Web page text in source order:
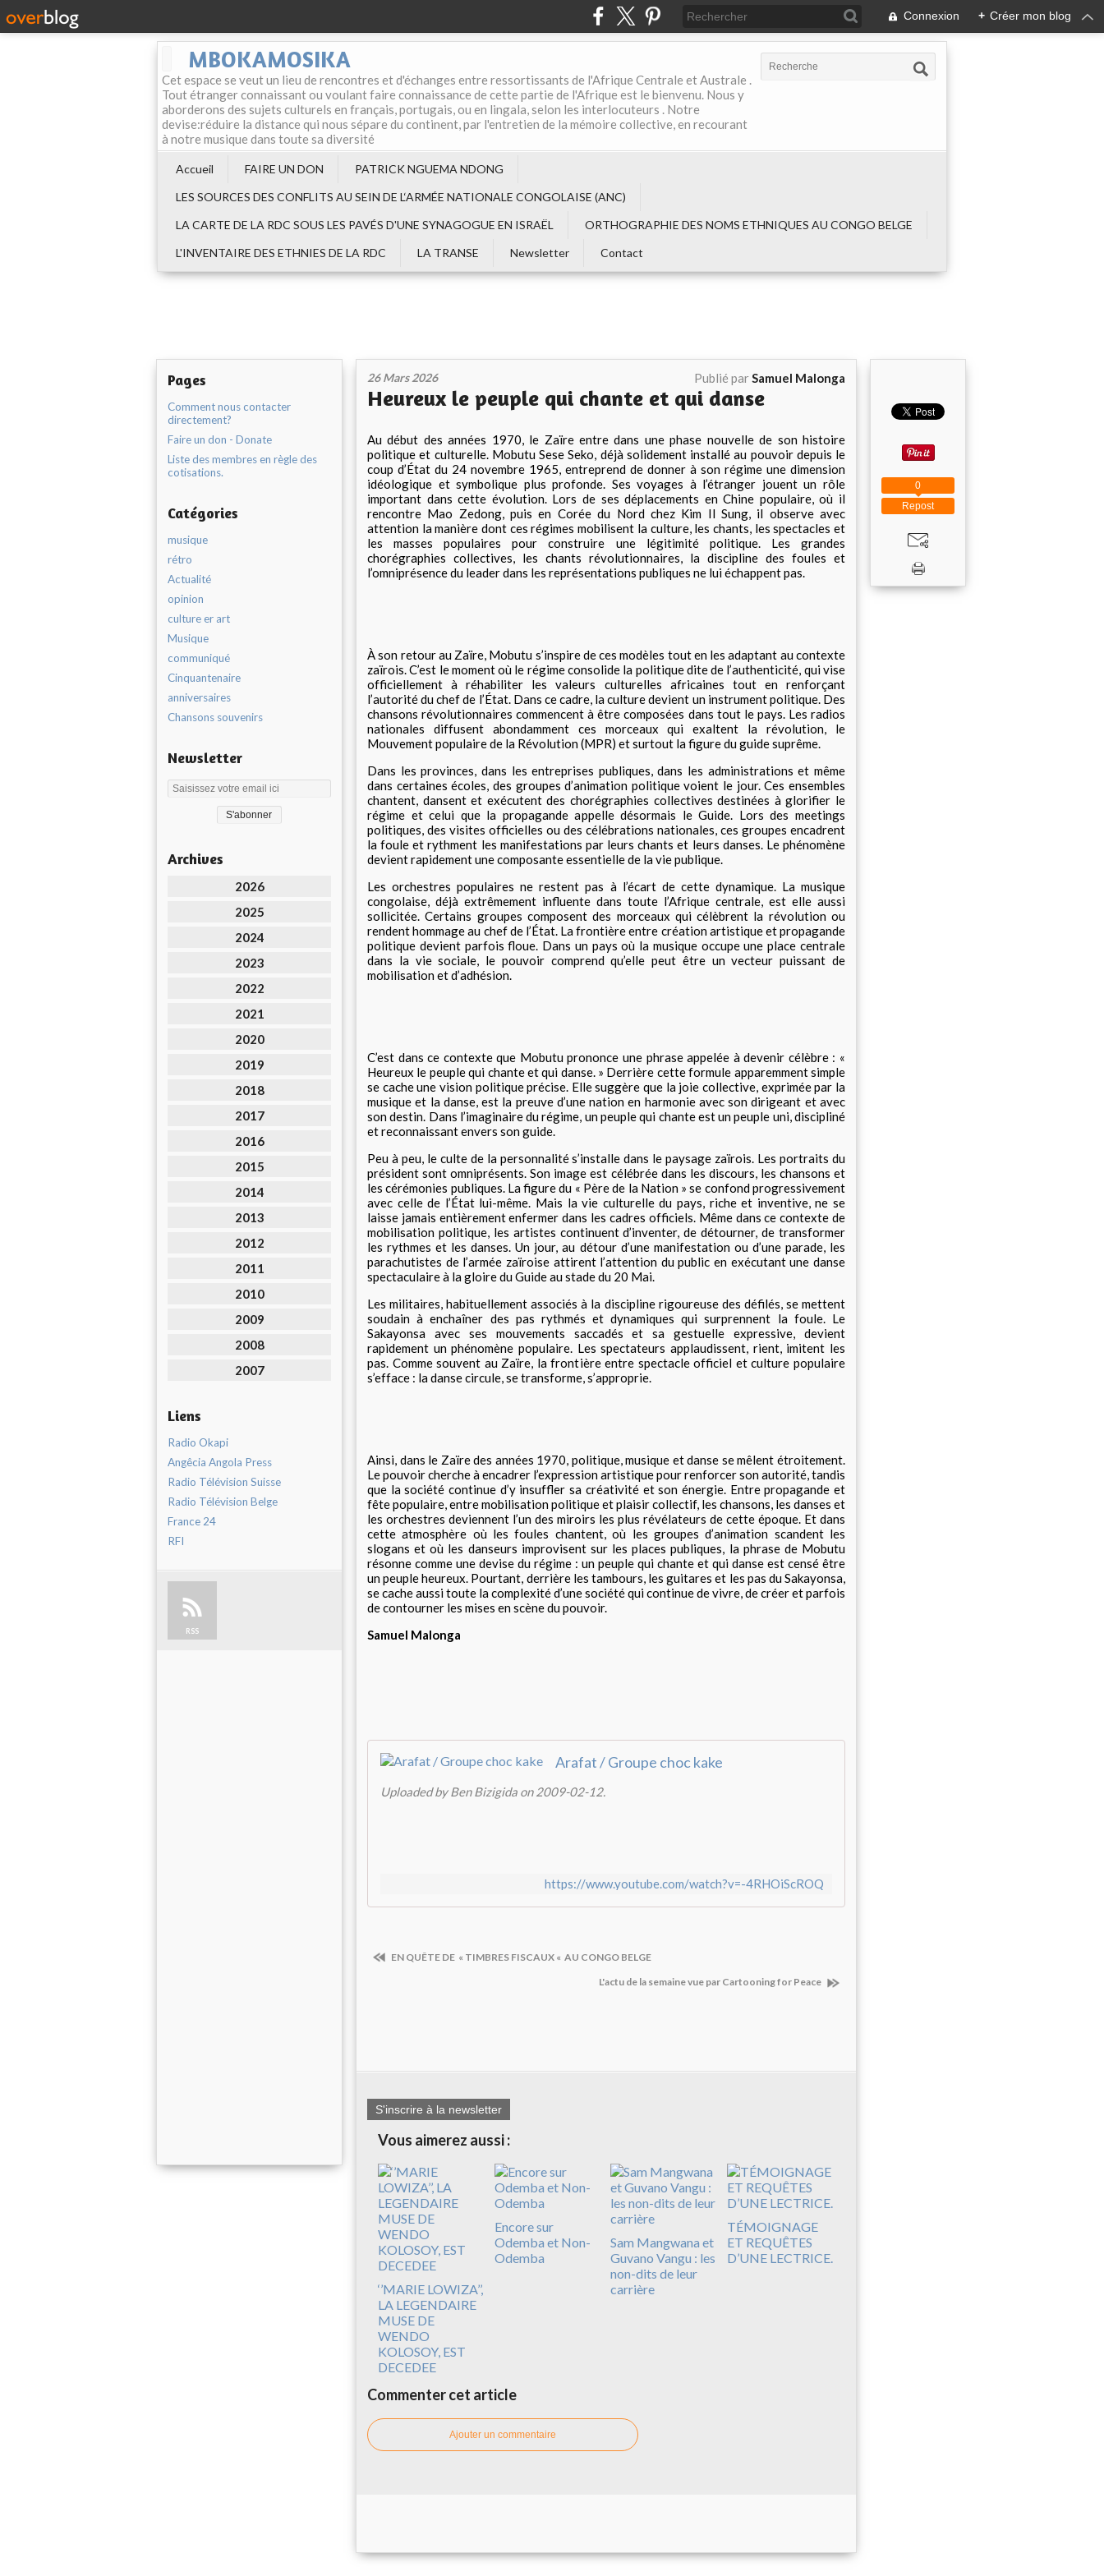
Connexion + Créer mon blog
MBOKAMOSIKA
Cet espace se veut un lieu de rencontres et d'échanges entre ressortissants de l'Afrique Centrale et Australe .
Tout étranger connaissant ou voulant faire connaissance de cette partie de l'Afrique est le bienvenu. Nous y
aborderons des sujets culturels en français, portugais, ou en lingala, selon les interlocuteurs . Notre
devise:réduire la distance qui nous sépare du continent, par l'entretien de la mémoire collective, en recourant
à notre musique dans toute sa diversité
Accueil FAIRE UN DON
PATRICK NGUEMA NDONG
LES SOURCES DES CONFLITS AU SEIN DE L‘ARMÉE NATIONALE CONGOLAISE (ANC)
LA CARTE DE LA RDC SOUS LES PAVÉS D'UNE SYNAGOGUE EN ISRAËL
ORTHOGRAPHIE DES NOMS ETHNIQUES AU CONGO BELGE
L'INVENTAIRE DES ETHNIES DE LA RDC
LA TRANSE Newsletter Contact
Pages
Comment nous contacter
directement?
Faire un don - Donate
Liste des membres en règle des
cotisations.
Catégories
musique
rétro
Actualité
opinion
culture er art
Musique
communiqué
Cinquantenaire
anniversaires
Chansons souvenirs
Newsletter
Archives
2026
2025
2024
2023
2022
2021
2020
2019
2018
2017
2016
2015
2014
2013
2012
2011
2010
2009
2008
2007
Liens
Radio Okapi
Angêcia Angola Press
Radio Télévision Suisse
Radio Télévision Belge
France 24
RFI
RSS
26 Mars 2026 Publié parSamuel Malonga
Heureux le peuple qui chante et qui danse
Au début des années 1970, le Zaïre entre dans une phase nouvelle de son histoire
politique et culturelle. Mobutu Sese Seko, déjà solidement installé au pouvoir depuis le
coup d’État du 24 novembre 1965, entreprend de donner à son régime une dimension
idéologique et symbolique plus profonde. Ses voyages à l’étranger jouent un rôle
important dans cette évolution. Lors de ses déplacements en Chine populaire, où il
rencontre Mao Zedong, puis en Corée du Nord chez Kim Il Sung, il observe avec
attention la manière dont ces régimes mobilisent la culture, les chants, les spectacles et
les masses populaires pour construire une légitimité politique. Les grandes
chorégraphies collectives, les chants révolutionnaires, la discipline des foules et
l’omniprésence du leader dans les représentations publiques ne lui échappent pas.
À son retour au Zaïre, Mobutu s’inspire de ces modèles tout en les adaptant au contexte
zaïrois. C’est le moment où le régime consolide la politique dite de l’authenticité, qui vise
officiellement à réhabiliter les valeurs culturelles africaines tout en renforçant
l’autorité du chef de l’État. Dans ce cadre, la culture devient un instrument politique. Des
chansons révolutionnaires commencent à être composées dans tout le pays. Les radios
nationales diffusent abondamment ces morceaux qui exaltent la révolution, le
Mouvement populaire de la Révolution (MPR) et surtout la figure du guide suprême.
Dans les provinces, dans les entreprises publiques, dans les administrations et même
dans certaines écoles, des groupes d’animation politique voient le jour. Ces ensembles
chantent, dansent et exécutent des chorégraphies collectives destinées à glorifier le
régime et celui que la propagande appelle désormais le Guide. Lors des meetings
politiques, des visites officielles ou des célébrations nationales, ces groupes encadrent
la foule et rythment les manifestations par leurs chants et leurs danses. Le phénomène
devient rapidement une composante essentielle de la vie publique.
Les orchestres populaires ne restent pas à l’écart de cette dynamique. La musique
congolaise, déjà extrêmement influente dans toute l’Afrique centrale, est elle aussi
sollicitée. Certains groupes composent des morceaux qui célèbrent la révolution ou
rendent hommage au chef de l’État. La frontière entre création artistique et propagande
politique devient parfois floue. Dans un pays où la musique occupe une place centrale
dans la vie sociale, le pouvoir comprend qu’elle peut être un vecteur puissant de
mobilisation et d’adhésion.
C’est dans ce contexte que Mobutu prononce une phrase appelée à devenir célèbre : «
Heureux le peuple qui chante et qui danse. » Derrière cette formule apparemment simple
se cache une vision politique précise. Elle suggère que la joie collective, exprimée par la
musique et la danse, est la preuve d’une nation en harmonie avec son dirigeant et avec
son destin. Dans l’imaginaire du régime, un peuple qui chante est un peuple uni, discipliné
et reconnaissant envers son guide.
Peu à peu, le culte de la personnalité s’installe dans le paysage zaïrois. Les portraits du
président sont omniprésents. Son image est célébrée dans les discours, les chansons et
les cérémonies publiques. La figure du « Père de la Nation » se confond progressivement
avec celle de l’État lui-même. Mais la vie culturelle du pays, riche et inventive, ne se
laisse jamais entièrement enfermer dans les cadres officiels. Même dans ce contexte de
mobilisation politique, les artistes continuent d’inventer, de détourner, de transformer
les rythmes et les danses. Un jour, au détour d’une manifestation ou d’une parade, les
parachutistes de l’armée zaïroise attirent l’attention du public en exécutant une danse
spectaculaire à la gloire du Guide au stade du 20 Mai.
Les militaires, habituellement associés à la discipline rigoureuse des défilés, se mettent
soudain à enchaîner des pas rythmés et dynamiques qui surprennent la foule. Le
Sakayonsa avec ses mouvements saccadés et sa gestuelle expressive, devient
rapidement un phénomène populaire. Les spectateurs applaudissent, rient, imitent les
pas. Comme souvent au Zaïre, la frontière entre spectacle officiel et culture populaire
s’efface : la danse circule, se transforme, s’approprie.
Ainsi, dans le Zaïre des années 1970, politique, musique et danse se mêlent étroitement.
Le pouvoir cherche à encadrer l’expression artistique pour renforcer son autorité, tandis
que la société continue d’y insuffler sa créativité et son énergie. Entre propagande et
fête populaire, entre mobilisation politique et plaisir collectif, les chansons, les danses et
les orchestres deviennent l’un des miroirs les plus révélateurs de cette époque. Et dans
cette atmosphère où les foules chantent, où les groupes d’animation scandent les
slogans et où les danseurs improvisent sur les places publiques, la phrase de Mobutu
résonne comme une devise du régime : un peuple qui chante et qui danse est censé être
un peuple heureux. Pourtant, derrière les tambours, les guitares et les pas du Sakayonsa,
se cache aussi toute la complexité d’une société qui continue de vivre, de créer et parfois
de contourner les mises en scène du pouvoir.
Samuel Malonga
Arafat / Groupe choc kake
Uploaded by Ben Bizigida on 2009-02-12.
https://www.youtube.com/watch?v=-4RHOiScROQ
EN QUÊTE DE « TIMBRES FISCAUX « AU CONGO BELGE
L'actu de la semaine vue par Cartooning for Peace
S'inscrire à la newsletter
Vous aimerez aussi :
‘’MARIE LOWIZA’’,
LA LEGENDAIRE
MUSE DE
WENDO
KOLOSOY, EST
DECEDEE
Encore sur
Odemba et Non-
Odemba
Sam Mangwana et
Guvano Vangu : les
non-dits de leur
carrière
TÉMOIGNAGE
ET REQUÊTES
D’UNE LECTRICE.
Commenter cet article
Ajouter un commentaire
Repost
0